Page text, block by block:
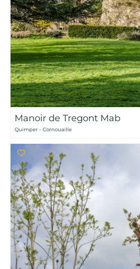
Manoir de Tregont Mab
Quimper - Cornouaille